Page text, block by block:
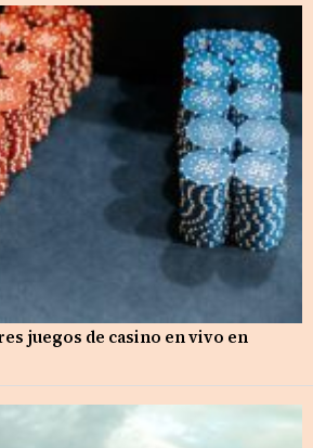
juegos de casino en vivo en